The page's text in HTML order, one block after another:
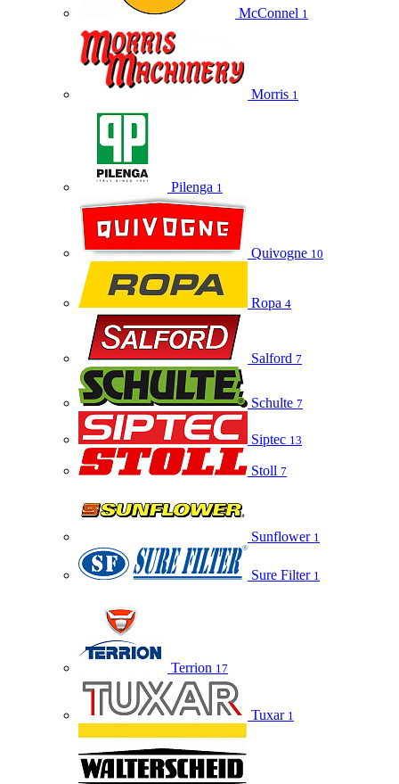
McConnel 1
Morris 1
Pilenga 1
Quivogne 10
Ropa 4
Salford 7
Schulte 7
Siptec 13
Stoll 7
Sunflower 1
Sure Filter 1
Terrion 17
Tuxar 1